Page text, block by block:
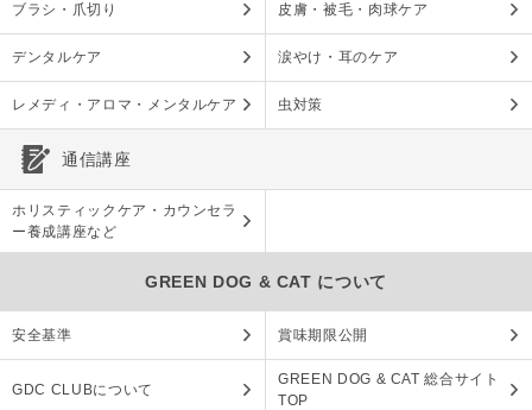
ブラシ・爪切り 皮膚・被毛・肉球ケア
デンタルケア 涙やけ・耳のケア
レメディ・アロマ・メンタルケア 虫対策
通信講座
ホリスティックケア・カウンセラ
ー養成講座など
GREEN DOG & CAT について
安全基準 賞味期限公開
GDC CLUBについて
GREEN DOG & CAT 総合サイト
TOP